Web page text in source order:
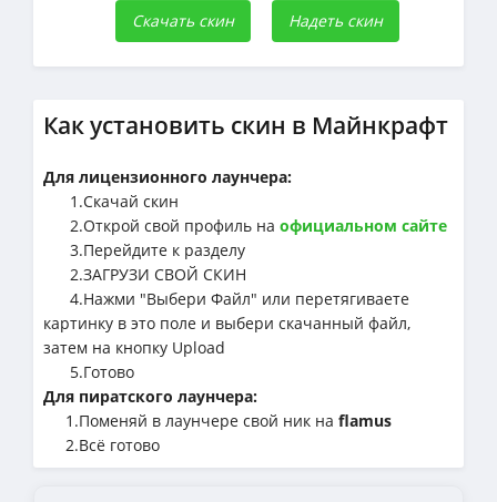
Скачать скин Надеть скин
Как установить скин в Майнкрафт
Для лицензионного лаунчера:
1.Cкачай скин
2.Открой свой профиль на официальном сайте
3.Перейдите к разделу
2.ЗАГРУЗИ СВОЙ СКИН
4.Нажми "Выбери Файл" или перетягиваете
картинку в это поле и выбери скачанный файл,
затем на кнопку Upload
5.Готово
Для пиратского лаунчера:
1.Поменяй в лаунчере свой ник на flamus
2.Всё готово